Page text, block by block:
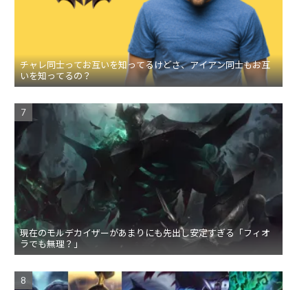
チャレ同士ってお互いを知ってるけどさ、アイアン同士もお互
いを知ってるの？
現在のモルデカイザーがあまりにも先出し安定すぎる「フィオ
ラでも無理？」